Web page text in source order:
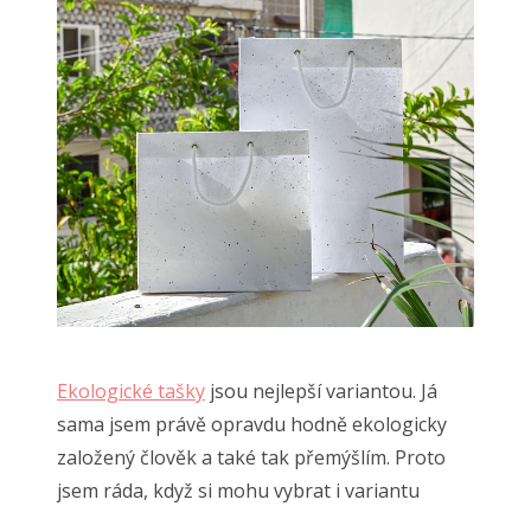
Ekologické tašky jsou nejlepší variantou. Já
sama jsem právě opravdu hodně ekologicky
založený člověk a také tak přemýšlím. Proto
jsem ráda, když si mohu vybrat i variantu